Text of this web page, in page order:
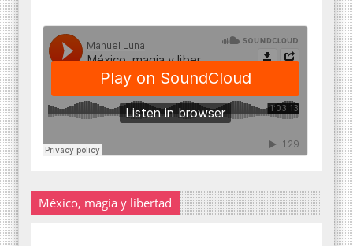
México, magia y libertad